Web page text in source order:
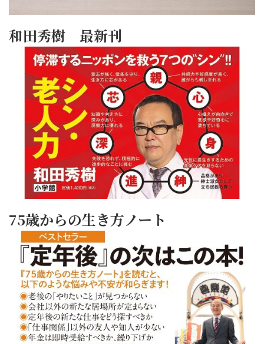
和田秀樹 最新刊
75歳からの生き方ノート